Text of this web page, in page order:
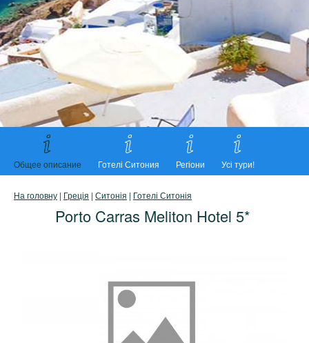
Общее описание Готелі Ситония Регіони Усі тури!
На головну | Греція | Ситонія | Готелі Ситонія
Porto Carras Meliton Hotel 5*